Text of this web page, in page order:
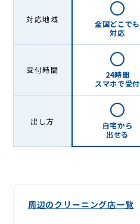
対応地域
全国どこでも
対応
受付時間
24時間
スマホで受付
出し方
自宅から
出せる
周辺のクリーニング店一覧